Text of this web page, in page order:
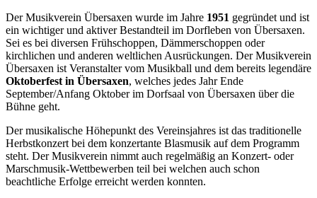
Der Musikverein Übersaxen wurde im Jahre 1951 gegründet und ist
ein wichtiger und aktiver Bestandteil im Dorfleben von Übersaxen.
Sei es bei diversen Frühschoppen, Dämmerschoppen oder
kirchlichen und anderen weltlichen Ausrückungen. Der Musikverein
Übersaxen ist Veranstalter vom Musikball und dem bereits legendäre
Oktoberfest in Übersaxen, welches jedes Jahr Ende
September/Anfang Oktober im Dorfsaal von Übersaxen über die
Bühne geht.
Der musikalische Höhepunkt des Vereinsjahres ist das traditionelle
Herbstkonzert bei dem konzertante Blasmusik auf dem Programm
steht. Der Musikverein nimmt auch regelmäßig an Konzert- oder
Marschmusik-Wettbewerben teil bei welchen auch schon
beachtliche Erfolge erreicht werden konnten.